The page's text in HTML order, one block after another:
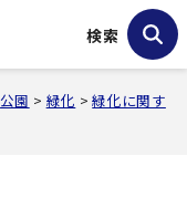
検索
公園 > 緑化 >緑化に関す